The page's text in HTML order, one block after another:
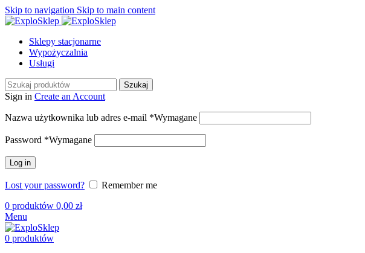
Skip to navigation Skip to main content
Sklepy stacjonarne
Wypożyczalnia
Usługi
Szukaj
Sign in Create an Account
Nazwa użytkownika lub adres e-mail *Wymagane
Password *Wymagane
Log in
Lost your password?
Remember me
0 produktów 0,00 zł
Menu
0 produktów